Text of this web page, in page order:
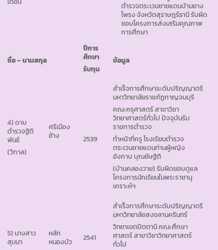
ตำรวจตระเวนชายแดนบ้านยาง
โพรง จังหวัดสุราษฎร์ธานี รับผิด
ชอบโครงการส่งเสริมคุณภาพ
การศึกษา
ชื่อ – นามสกุล
ปีการ
ศึกษา
รับทุน
ข้อมูล
4) ดาบ
ตำรวจฐิติ
พันธ์
(วิกาล)
ศรีเมือง
ช้าง
2539
สำเร็จการศึกษาระดับปริญญาตรี
มหาวิทยาลัยราชภัฏกาญจนบุรี
คณะครุศาสตร์ สาขาวิชา
วิทยาศาสตร์ทั่วไป ปัจจุบันรับ
ราชการตำรวจ
ทำหน้าที่ครู โรงเรียนตำรวจ
ตระเวนชายแดนท่านผู้หญิง
อังกาบ บุณยัษฐิติ
(บ้านคลองวาย) รับผิดชอบดูแล
โครงการนักเรียนในพระราชานุ
เคราะห์ฯ
5) นางสาว
สุมนา
หลัก
หนองบัว
2541
สำเร็จการศึกษาระดับปริญญาตรี
มหาวิทยาลัยสงขลานครินทร์
วิทยาเขตปัตตานี คณะศึกษา
ศาสตร์ สาขาวิชาวิทยาศาสตร์
ทั่วไป